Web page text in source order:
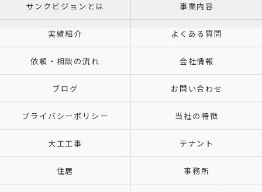
サンクビジョンとは 事業内容
実績紹介 よくある質問
依頼・相談の流れ 会社情報
ブログ お問い合わせ
プライバシーポリシー 当社の特徴
大工工事 テナント
住居 事務所